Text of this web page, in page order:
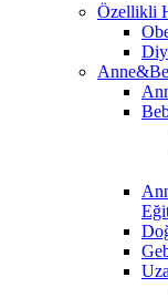
Özellikli